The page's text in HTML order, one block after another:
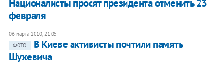
Националисты просят президента отменить 23
февраля
06 марта 2010, 21:05
ФОТО
В Киеве активисты почтили память
Шухевича